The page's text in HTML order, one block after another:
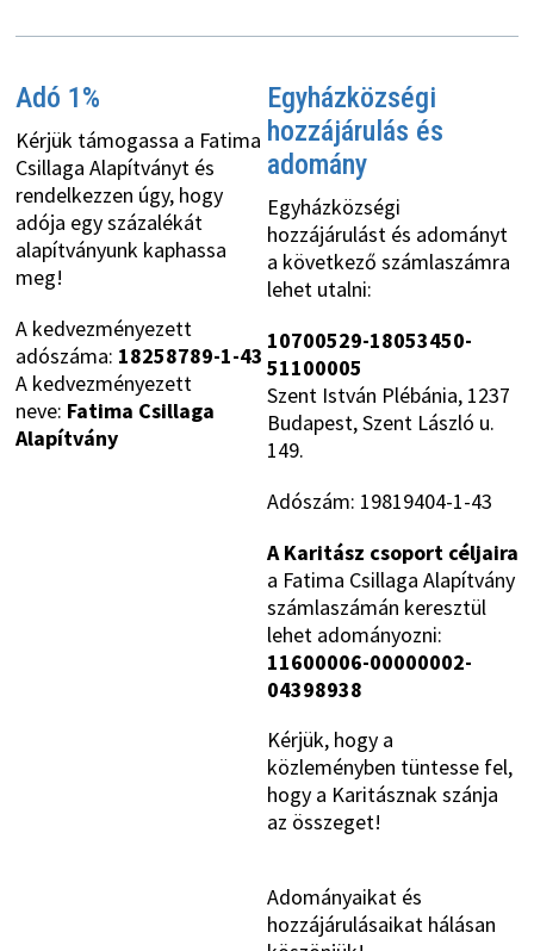
Adó 1%
Kérjük támogassa a Fatima
Csillaga Alapítványt és
rendelkezzen úgy, hogy
adója egy százalékát
alapítványunk kaphassa
meg!
A kedvezményezett
adószáma: 18258789-1-43
A kedvezményezett
neve: Fatima Csillaga
Alapítvány
Egyházközségi
hozzájárulás és
adomány
Egyházközségi
hozzájárulást és adományt
a következő számlaszámra
lehet utalni:
10700529-18053450-
51100005
Szent István Plébánia, 1237
Budapest, Szent László u.
149.
Adószám: 19819404-1-43
A Karitász csoport céljaira
a Fatima Csillaga Alapítvány
számlaszámán keresztül
lehet adományozni:
11600006-00000002-
04398938
Kérjük, hogy a
közleményben tüntesse fel,
hogy a Karitásznak szánja
az összeget!
Adományaikat és
hozzájárulásaikat hálásan